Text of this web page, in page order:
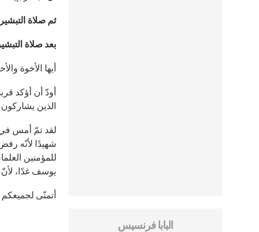
ثم صلاة
بعد صلاة
أيها الأخوة
أودّ أن أؤكد
الذين
لقد تمّ أمس في
شهيدًا لأنّه رفض
للمؤمنين
يوسف غدًا، لأنّ
أتمنّى لجميعكم
البابا فرنسيس